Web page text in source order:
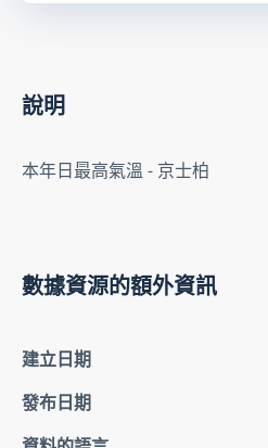
說明
本年日最高氣溫 - 京士柏
數據資源的額外資訊
建立日期
發布日期